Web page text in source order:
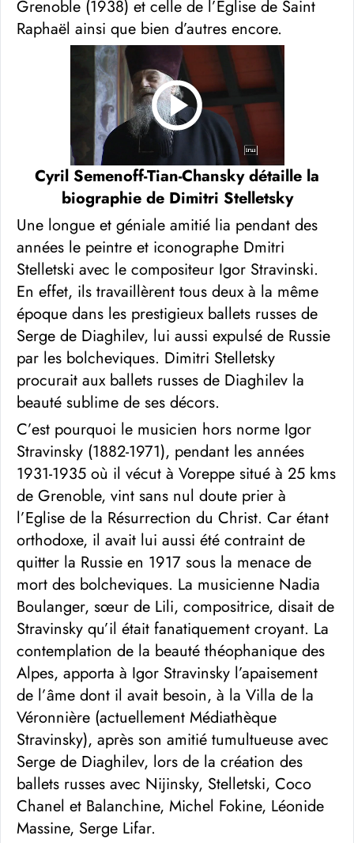
Grenoble (1938) et celle de l’Eglise de Saint
Raphaël ainsi que bien d’autres encore.
Cyril Semenoff-Tian-Chansky détaille la
biographie de Dimitri Stelletsky
Une longue et géniale amitié lia pendant des
années le peintre et iconographe Dmitri
Stelletski avec le compositeur Igor Stravinski.
En effet, ils travaillèrent tous deux à la même
époque dans les prestigieux ballets russes de
Serge de Diaghilev, lui aussi expulsé de Russie
par les bolcheviques. Dimitri Stelletsky
procurait aux ballets russes de Diaghilev la
beauté sublime de ses décors.
C’est pourquoi le musicien hors norme Igor
Stravinsky (1882-1971), pendant les années
1931-1935 où il vécut à Voreppe situé à 25 kms
de Grenoble, vint sans nul doute prier à
l’Eglise de la Résurrection du Christ. Car étant
orthodoxe, il avait lui aussi été contraint de
quitter la Russie en 1917 sous la menace de
mort des bolcheviques. La musicienne Nadia
Boulanger, sœur de Lili, compositrice, disait de
Stravinsky qu’il était fanatiquement croyant. La
contemplation de la beauté théophanique des
Alpes, apporta à Igor Stravinsky l’apaisement
de l’âme dont il avait besoin, à la Villa de la
Véronnière (actuellement Médiathèque
Stravinsky), après son amitié tumultueuse avec
Serge de Diaghilev, lors de la création des
ballets russes avec Nijinsky, Stelletski, Coco
Chanel et Balanchine, Michel Fokine, Léonide
Massine, Serge Lifar.